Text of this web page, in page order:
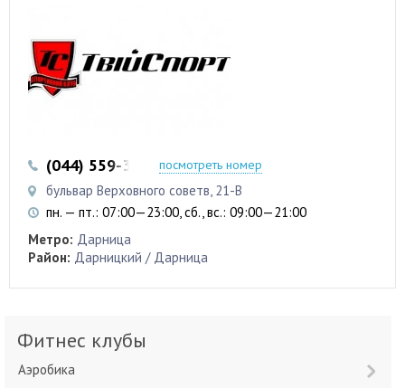
(044) 559-35-59посмотреть номер
бульвар Верховного советв, 21-В
пн. — пт.: 07:00—23:00, сб., вс.: 09:00—21:00
Метро: Дарница
Район: Дарницкий / Дарница
Фитнес клубы
Аэробика